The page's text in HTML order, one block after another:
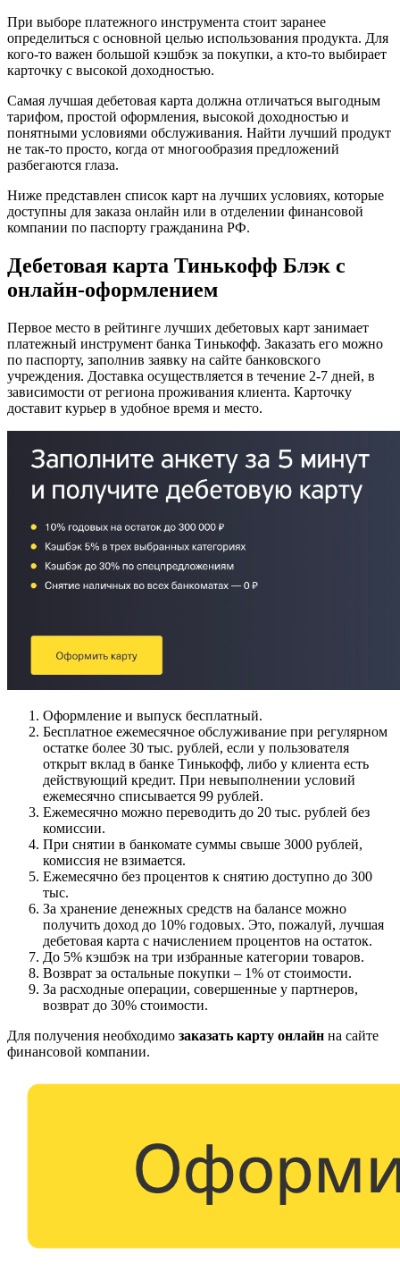
При выборе платежного инструмента стоит заранее
определиться с основной целью использования продукта. Для
кого-то важен большой кэшбэк за покупки, а кто-то выбирает
карточку с высокой доходностью.
Самая лучшая дебетовая карта должна отличаться выгодным
тарифом, простой оформления, высокой доходностью и
понятными условиями обслуживания. Найти лучший продукт
не так-то просто, когда от многообразия предложений
разбегаются глаза.
Ниже представлен список карт на лучших условиях, которые
доступны для заказа онлайн или в отделении финансовой
компании по паспорту гражданина РФ.
Дебетовая карта Тинькофф Блэк с
онлайн-оформлением
Первое место в рейтинге лучших дебетовых карт занимает
платежный инструмент банка Тинькофф. Заказать его можно
по паспорту, заполнив заявку на сайте банковского
учреждения. Доставка осуществляется в течение 2-7 дней, в
зависимости от региона проживания клиента. Карточку
доставит курьер в удобное время и место.
Оформление и выпуск бесплатный.
Бесплатное ежемесячное обслуживание при регулярном
остатке более 30 тыс. рублей, если у пользователя
открыт вклад в банке Тинькофф, либо у клиента есть
действующий кредит. При невыполнении условий
ежемесячно списывается 99 рублей.
Ежемесячно можно переводить до 20 тыс. рублей без
комиссии.
При снятии в банкомате суммы свыше 3000 рублей,
комиссия не взимается.
Ежемесячно без процентов к снятию доступно до 300
тыс.
За хранение денежных средств на балансе можно
получить доход до 10% годовых. Это, пожалуй, лучшая
дебетовая карта с начислением процентов на остаток.
До 5% кэшбэк на три избранные категории товаров.
Возврат за остальные покупки – 1% от стоимости.
За расходные операции, совершенные у партнеров,
возврат до 30% стоимости.
Для получения необходимо заказать карту онлайн на сайте
финансовой компании.